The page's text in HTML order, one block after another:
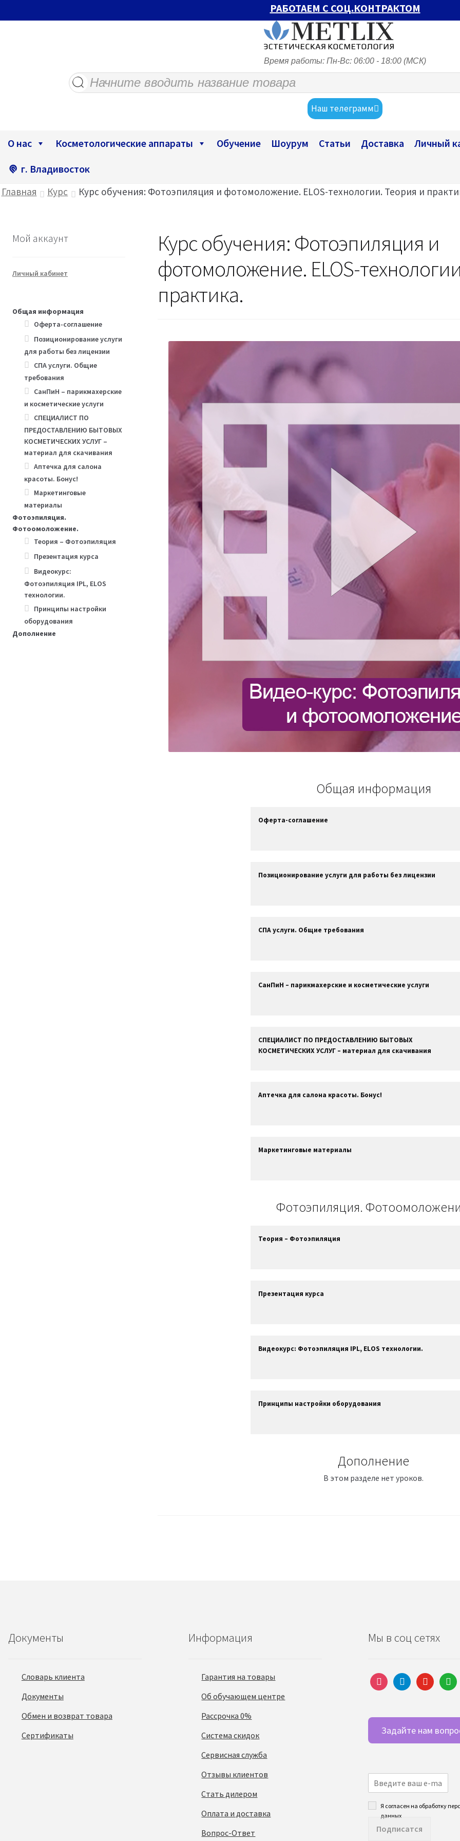
РАБОТАЕМ С СОЦ.КОНТРАКТОМ
Время работы: Пн-Вс: 06:00 - 18:00 (МСК)
Поиск
товаров
Наш телеграмм
О нас Косметологические аппараты Обучение Шоурум Статьи Доставка Личный
г. Владивосток
Главная Курс Курс обучения: Фотоэпиляция и фотомоложение. ELOS-технологии. Теория и
Курс обучения: Фотоэпиляция и
фотомоложение. ELOS-
практика.
Общая информация
Оферта-соглашение
Позиционирование услуги для работы без лицензии
СПА услуги. Общие требования
СанПиН – парикмахерские и косметические услуги
СПЕЦИАЛИСТ ПО ПРЕДОСТАВЛЕНИЮ БЫТОВЫХ
КОСМЕТИЧЕСКИХ УСЛУГ – материал для скачивания
Аптечка для салона красоты. Бонус!
Маркетинговые материалы
Фотоэпиляция.
Теория – Фотоэпиляция
Презентация курса
Видеокурс: Фотоэпиляция IPL, ELOS технологии.
Принципы настройки оборудования
Дополнение
В этом разделе нет уроков.
Мой аккаунт
Личный кабинет
Общая информация
Оферта-соглашение
Позиционирование услуги
для работы без лицензии
СПА услуги. Общие
требования
СанПиН – парикмахерские
и косметические услуги
СПЕЦИАЛИСТ ПО
ПРЕДОСТАВЛЕНИЮ БЫТОВЫХ
КОСМЕТИЧЕСКИХ УСЛУГ –
материал для скачивания
Аптечка для салона
красоты. Бонус!
Маркетинговые
материалы
Фотоэпиляция.
Фотоомоложение.
Теория – Фотоэпиляция
Презентация курса
Видеокурс:
Фотоэпиляция IPL, ELOS
технологии.
Принципы настройки
оборудования
Дополнение
Документы
Словарь клиента
Документы
Обмен и возврат товара
Сертификаты
Информация
Гарантия на товары
Об обучающем центре
Рассрочка 0%
Система скидок
Сервисная служба
Отзывы клиентов
Стать дилером
Оплата и доставка
Вопрос-Ответ
Мы в соц сетях
instagramtelegramyoutube
Задайте нам
Я согласен на обработку
данных
Подписатся